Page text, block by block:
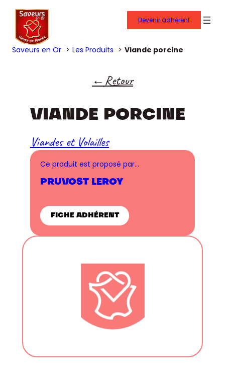
Devenir adhérent
Saveurs en Or Les Produits Viande porcine
Retour
VIANDE PORCINE
Viandes et Volailles
Ce produit est proposé par…
PRUVOST LEROY
FICHE ADHÉRENT